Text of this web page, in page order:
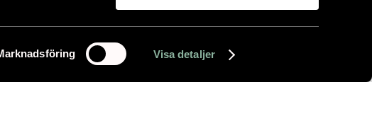
Visa detaljer